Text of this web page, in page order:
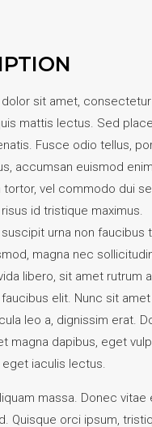
sit amet,
mattis lectus. Sed
Fusce odio tellus,
accumsan euismod
tortor, vel commodo dui
id tristique maximus.
urna non faucibus
magna nec
libero, sit amet rutrum
faucibus elit. Nunc sit
leo a, dignissim erat.
magna dapibus, eget
eget iaculis lectus.
massa. Donec vitae
Quisque orci ipsum,